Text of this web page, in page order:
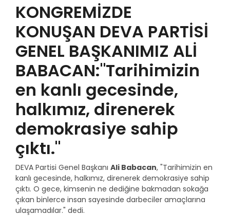
KONGREMİZDE
KONUŞAN DEVA PARTİSİ
GENEL BAŞKANIMIZ ALİ
BABACAN:"Tarihimizin
en kanlı gecesinde,
halkımız, direnerek
demokrasiye sahip
çıktı."
DEVA Partisi Genel Başkanı Ali Babacan, "Tarihimizin en
kanlı gecesinde, halkımız, direnerek demokrasiye sahip
çıktı. O gece, kimsenin ne dediğine bakmadan sokağa
çıkan binlerce insan sayesinde darbeciler amaçlarına
ulaşamadılar." dedi.